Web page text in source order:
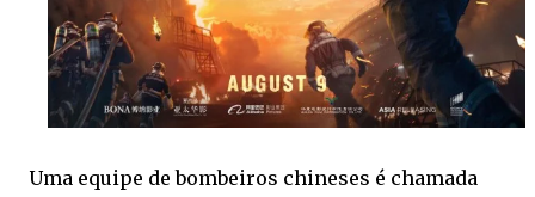
Uma equipe de bombeiros chineses é chamada